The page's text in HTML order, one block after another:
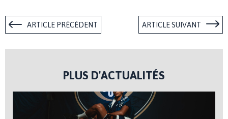
ARTICLE PRÉCÉDENT ARTICLE SUIVANT
PLUS D'ACTUALITÉS